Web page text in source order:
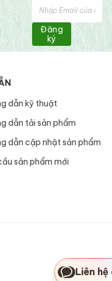
Đăng
ký
dẫn kỹ thuật
dẫn tải sản phẩm
dẫn cập nhật sản phẩm
sản phẩm mới
Liên